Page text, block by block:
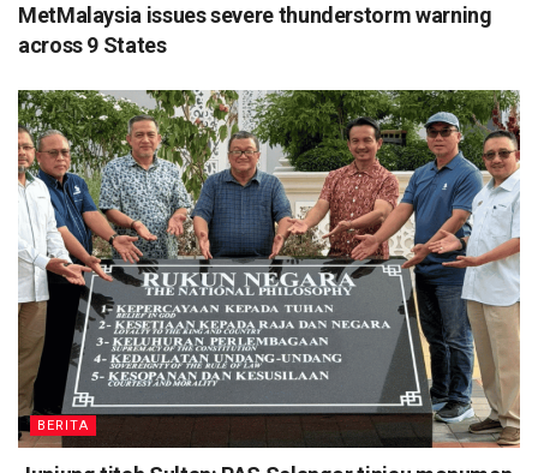
MetMalaysia issues severe thunderstorm warning
across 9 States
BERITA